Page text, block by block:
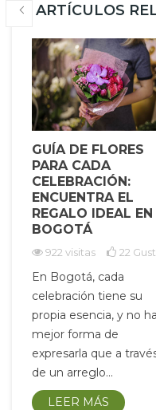
ARTÍCULOS
GUÍA DE FLORES
PARA CADA
CELEBRACIÓN:
ENCUENTRA EL
REGALO IDEAL EN
BOGOTÁ
922 visitas 22
En Bogotá, cada
celebración tiene su
propia esencia, y no
mejor forma de
expresarla que a
de un arreglo...
LEER MÁS